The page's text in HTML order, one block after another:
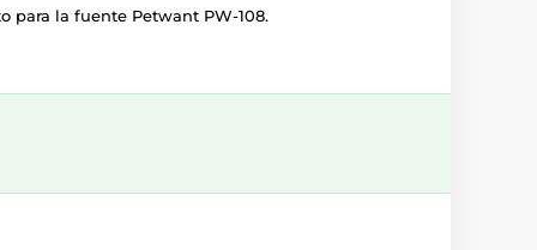
para la fuente Petwant PW-108.